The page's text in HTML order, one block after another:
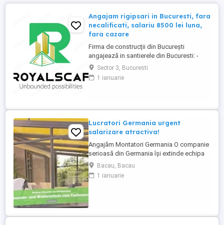
Angajam rigipsari in Bucuresti, fara
necalificati, salariu 8500 lei luna,
fara cazare
Firma de construcții din București
angajează in santierele din Bucuresti: -
RIGIPSAR si montator casetat Se ofera: -
angajare cu carte de munca - salariu de la
8500 lei luna în funcție de experienta, cu
intre salarii; - ...
Sector 3, Bucuresti
1 ianuarie
Lucratori Germania urgent
salarizare atractiva!
Angajăm Montatori Germania O companie
serioasă din Germania își extinde echipa
și caută minimum 2, ideal 4 montatori
pentru montajul de: acoperișuri pentru
terase; sisteme din aluminiu; sisteme
Bacau, Bacau
1 ianuarie